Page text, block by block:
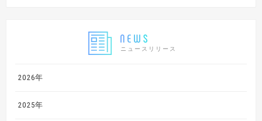
ニュースリリース
2026年
2025年